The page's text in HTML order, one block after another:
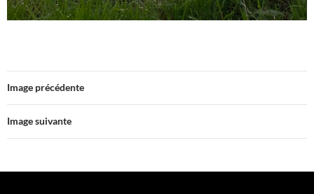
Image précédente
Image suivante